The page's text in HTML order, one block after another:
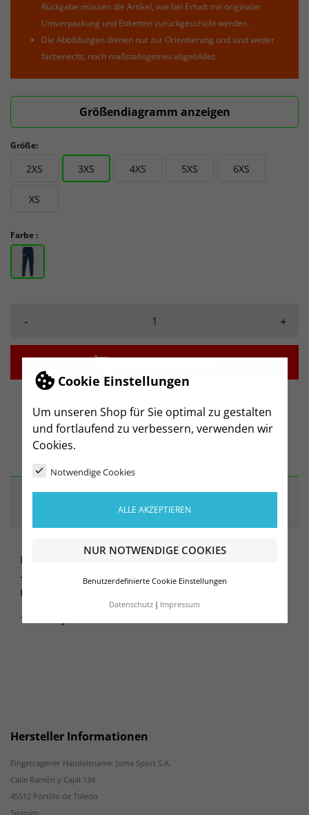
Cookie Einstellungen
Um unseren Shop für Sie optimal zu gestalten
und fortlaufend zu verbessern, verwenden wir
Cookies.
Notwendige Cookies
ALLE AKZEPTIEREN
NUR NOTWENDIGE COOKIES
Benutzerdefinierte Cookie Einstellungen
Datenschutz Impressum
Rückgabe müssen die Artikel, wie bei Erhalt mit originaler
Umverpackung und Etiketten zurückgeschickt werden.
Die Abbildungen dienen nur zur Orientierung und sind weder
farbenecht, noch maßstabsgetreu abgebildet.
Größendiagramm anzeigen
Größe:
2XS 3XS 4XS 5XS 6XS
XS
Farbe :
- +
 IN DEN WARENKORB
Lange Hose mit Bündchen und Reißverschluss der das An
- und Ausziehen erleichtert. Mit Taschen und elastischem
Bund, mit Kordelzug für eine bessere Passform
100% Polyester
Hersteller Informationen
Eingetragener Handelsname: Joma Sport S.A.
Calle Ramón y Cajal 134
45512 Portillo de Toledo
Spanien